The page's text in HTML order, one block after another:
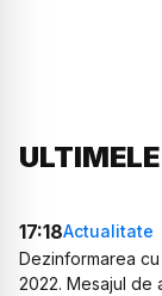
ULTIMELE
17:18Actualitate
Dezinformarea
2022. Mesajul de